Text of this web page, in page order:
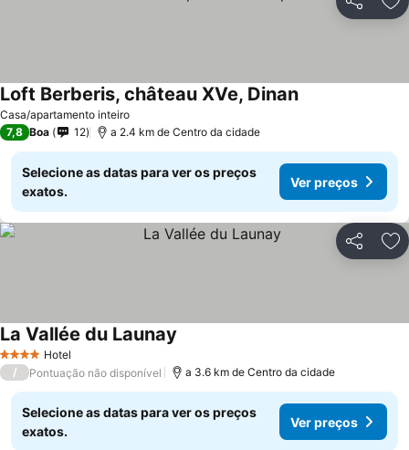
Partilhar
Casa/apartamento inteiro
Loft Berberis, château XVe, DinanVer preços
7,8 Boa 12 a 2.4 km de Centro da cidade
Selecione as datas para ver os preços
exatos.
Ver preços
Partilhar
4 EstrelasHotel
La Vallée du Launay
/ Pontuação não disponível a 3.6 km de Centro da cidade
Selecione as datas para ver os preços
exatos.
Ver preços